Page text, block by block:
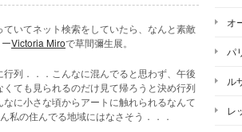
いてネット検索をしていたら、なんと素敵
Victoria Miroで草間彌生展。
列．．．こんなに混んでると思わず、午後
ても見られるのだけ見て帰ろうと決め行列
に小さな頃からアートに触れられるなんて
私の住んでる地域にはなさそう．．．
オ
パ
ル
レ